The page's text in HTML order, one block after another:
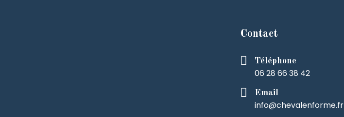
Contact
Téléphone
06 28 66 38 42
Email
info@chevalenforme.fr